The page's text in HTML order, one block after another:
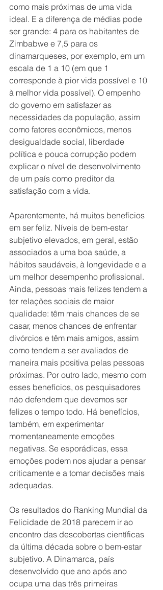
como mais próximas de uma vida
ideal. E a diferença de médias pode
ser grande: 4 para os habitantes de
Zimbabwe e 7,5 para os
dinamarqueses, por exemplo, em um
escala de 1 a 10 (em que 1
corresponde à pior vida possível e 10
à melhor vida possível). O empenho
do governo em satisfazer as
necessidades da população, assim
como fatores econômicos, menos
desigualdade social, liberdade
política e pouca corrupção podem
explicar o nível de desenvolvimento
de um país como preditor da
satisfação com a vida.
Aparentemente, há muitos benefícios
em ser feliz. Níveis de bem-estar
subjetivo elevados, em geral, estão
associados a uma boa saúde, a
hábitos saudáveis, à longevidade e a
um melhor desempenho profissional.
Ainda, pessoas mais felizes tendem a
ter relações sociais de maior
qualidade: têm mais chances de se
casar, menos chances de enfrentar
divórcios e têm mais amigos, assim
como tendem a ser avaliados de
maneira mais positiva pelas pessoas
próximas. Por outro lado, mesmo com
esses benefícios, os pesquisadores
não defendem que devemos ser
felizes o tempo todo. Há benefícios,
também, em experimentar
momentaneamente emoções
negativas. Se esporádicas, essa
emoções podem nos ajudar a pensar
criticamente e a tomar decisões mais
adequadas.
Os resultados do Ranking Mundial da
Felicidade de 2018 parecem ir ao
encontro das descobertas científicas
da última década sobre o bem-estar
subjetivo. A Dinamarca, país
desenvolvido que ano após ano
ocupa uma das três primeiras